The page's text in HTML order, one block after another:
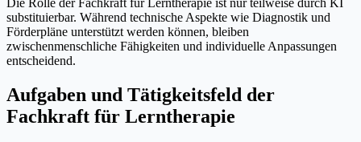
substituierbar. Während technische Aspekte wie Diagnostik und
Förderpläne unterstützt werden können, bleiben
zwischenmenschliche Fähigkeiten und individuelle Anpassungen
entscheidend.
Aufgaben und Tätigkeitsfeld der
Fachkraft für Lerntherapie